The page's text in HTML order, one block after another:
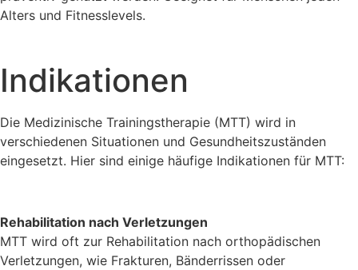
Alters und Fitnesslevels.
Indikationen
Die Medizinische Trainingstherapie (MTT) wird in
verschiedenen Situationen und Gesundheitszuständen
eingesetzt. Hier sind einige häufige Indikationen für MTT:
Rehabilitation nach Verletzungen
MTT wird oft zur Rehabilitation nach orthopädischen
Verletzungen, wie Frakturen, Bänderrissen oder